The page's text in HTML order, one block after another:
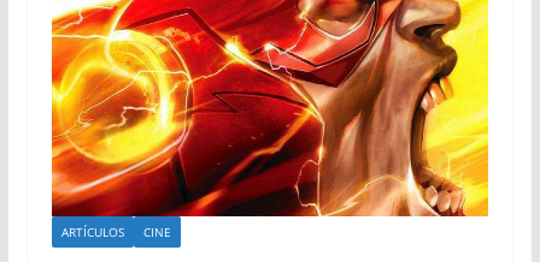
ARTÍCULOS CINE